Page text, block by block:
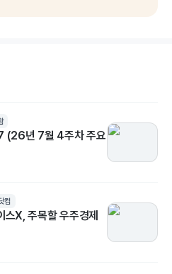
(26년 7월 4주차 주요
컴
X, 주목할 우주경제